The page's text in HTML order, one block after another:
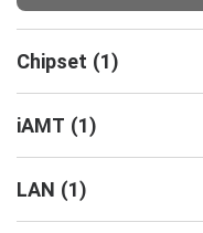
Chipset (1)
iAMT (1)
LAN (1)